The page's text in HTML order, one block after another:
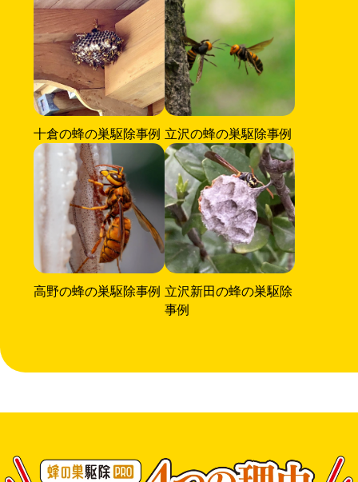
十倉の蜂の巣駆除事例 立沢の蜂の巣駆除事例
高野の蜂の巣駆除事例 立沢新田の蜂の巣駆除
事例